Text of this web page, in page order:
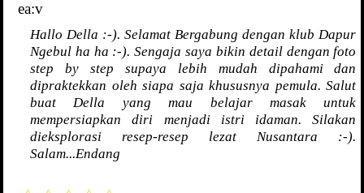
ea:v
Hallo Della :-). Selamat Bergabung dengan klub Dapur
Ngebul ha ha :-). Sengaja saya bikin detail dengan foto
step by step supaya lebih mudah dipahami dan
dipraktekkan oleh siapa saja khususnya pemula. Salut
buat Della yang mau belajar masak untuk
mempersiapkan diri menjadi istri idaman. Silakan
dieksplorasi resep-resep lezat Nusantara :-).
Salam...Endang